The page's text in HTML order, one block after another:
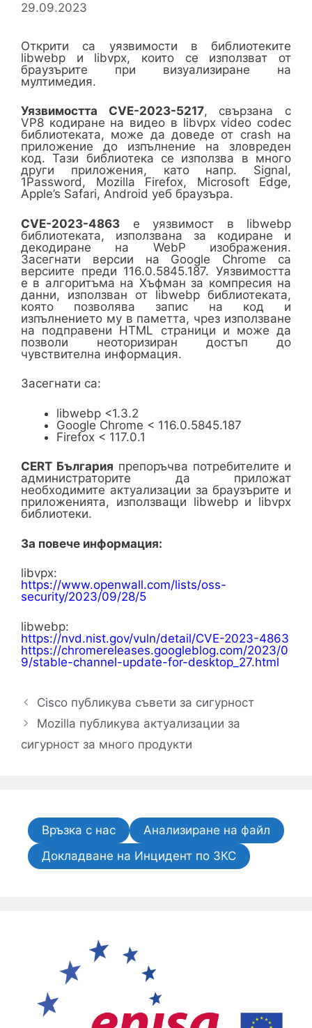
29.09.2023
Открити са уязвимости в библиотеките
libwebp и libvpx, които се използват от
браузърите при визуализиране на
мултимедия.
Уязвимостта CVE-2023-5217, свързана с
VP8 кодиране на видео в libvpx video codec
библиотеката, може да доведе от crash на
приложение до изпълнение на зловреден
код. Тази библиотека се използва в много
други приложения, като напр. Signal,
1Password, Mozilla Firefox, Microsoft Edge,
Apple’s Safari, Android уеб браузъра.
CVE-2023-4863 е уязвимост в libwebp
библиотеката, използвана за кодиране и
декодиране на WebP изображения.
Засегнати версии на Google Chrome са
версиите преди 116.0.5845.187. Уязвимостта
е в алгоритъма на Хъфман за компресия на
данни, използван от libwebp библиотеката,
която позволява запис на код и
изпълнението му в паметта, чрез използване
на подправени HTML страници и може да
позволи неоторизиран достъп до
чувствителна информация.
Засегнати са:
libwebp <1.3.2
Google Chrome < 116.0.5845.187
Firefox < 117.0.1
CERT България препоръчва потребителите и
администраторите да приложат
необходимите актуализации за браузърите и
приложенията, използващи libwebp и libvpx
библиотеки.
За повече информация:
libvpx:
https://www.openwall.com/lists/oss-
security/2023/09/28/5
libwebp:
https://nvd.nist.gov/vuln/detail/CVE-2023-4863
https://chromereleases.googleblog.com/2023/0
9/stable-channel-update-for-desktop_27.html
Cisco публикува съвети за сигурност
Mozilla публикува актуализации за
сигурност за много продукти
Връзка с нас
Анализиране на файл
Докладване на Инцидент по ЗКС